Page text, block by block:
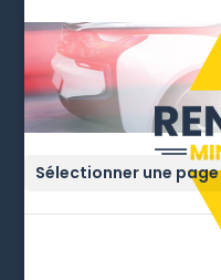
Sélectionner une page